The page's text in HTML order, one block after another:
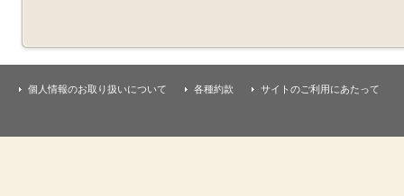
個人情報のお取り扱いについて 各種約款 サイトのご利用にあたって